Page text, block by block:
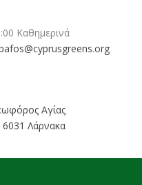
Καθημερινά
Αγίας
Λάρνακα